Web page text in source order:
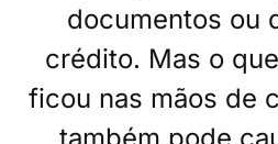
documentos ou
crédito. Mas o
ficou nas mãos de
também pode